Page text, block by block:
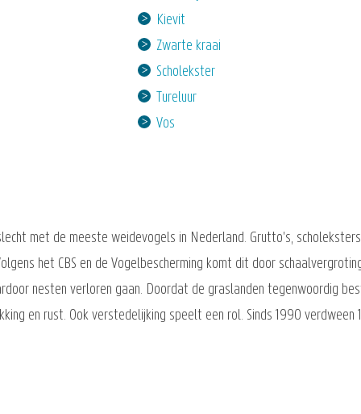
Kievit
Zwarte kraai
Scholekster
Tureluur
Vos
met de meeste weidevogels in Nederland. Grutto's,
het CBS en de Vogelbescherming komt dit door
nesten verloren gaan. Doordat de graslanden tegenwoordig
en rust. Ook verstedelijking speelt een rol. Sinds 1990